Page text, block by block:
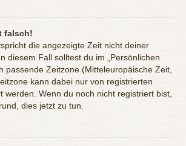
falsch!
die angezeigte Zeit nicht deiner
diesem Fall solltest du im „Persönlichen
passende Zeitzone (Mitteleuropäische Zeit,
kann dabei nur von registrierten
werden. Wenn du noch nicht registriert bist,
dies jetzt zu tun.